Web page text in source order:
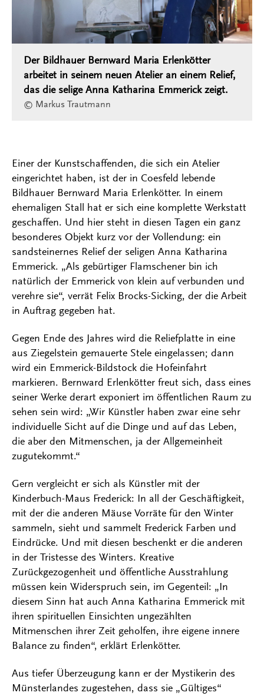
Der Bildhauer Bernward Maria Erlenkötter
arbeitet in seinem neuen Atelier an einem Relief,
das die selige Anna Katharina Emmerick zeigt.
© Markus Trautmann
Einer der Kunstschaffenden, die sich ein Atelier
eingerichtet haben, ist der in Coesfeld lebende
Bildhauer Bernward Maria Erlenkötter. In einem
ehemaligen Stall hat er sich eine komplette Werkstatt
geschaffen. Und hier steht in diesen Tagen ein ganz
besonderes Objekt kurz vor der Vollendung: ein
sandsteinernes Relief der seligen Anna Katharina
Emmerick. „Als gebürtiger Flamschener bin ich
natürlich der Emmerick von klein auf verbunden und
verehre sie“, verrät Felix Brocks-Sicking, der die Arbeit
in Auftrag gegeben hat.
Gegen Ende des Jahres wird die Reliefplatte in eine
aus Ziegelstein gemauerte Stele eingelassen; dann
wird ein Emmerick-Bildstock die Hofeinfahrt
markieren. Bernward Erlenkötter freut sich, dass eines
seiner Werke derart exponiert im öffentlichen Raum zu
sehen sein wird: „Wir Künstler haben zwar eine sehr
individuelle Sicht auf die Dinge und auf das Leben,
die aber den Mitmenschen, ja der Allgemeinheit
zugutekommt.“
Gern vergleicht er sich als Künstler mit der
Kinderbuch-Maus Frederick: In all der Geschäftigkeit,
mit der die anderen Mäuse Vorräte für den Winter
sammeln, sieht und sammelt Frederick Farben und
Eindrücke. Und mit diesen beschenkt er die anderen
in der Tristesse des Winters. Kreative
Zurückgezogenheit und öffentliche Ausstrahlung
müssen kein Widerspruch sein, im Gegenteil: „In
diesem Sinn hat auch Anna Katharina Emmerick mit
ihren spirituellen Einsichten ungezählten
Mitmenschen ihrer Zeit geholfen, ihre eigene innere
Balance zu finden“, erklärt Erlenkötter.
Aus tiefer Überzeugung kann er der Mystikerin des
Münsterlandes zugestehen, dass sie „Gültiges“